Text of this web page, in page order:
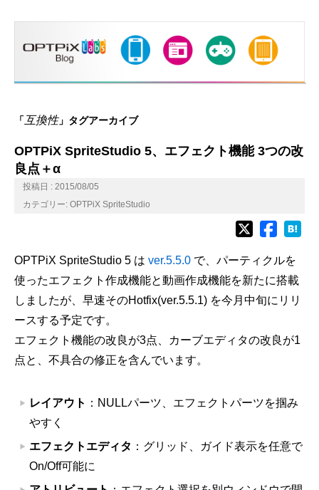
「 互換性」タグアーカイブ
OPTPiX SpriteStudio 5、エフェクト機能 3つの改
良点＋α
投稿日 : 2015/08/05
カテゴリー: OPTPiX SpriteStudio
OPTPiX SpriteStudio 5 は ver.5.5.0 で、パーティクルを
使ったエフェクト作成機能と動画作成機能を新たに搭載
しましたが、早速そのHotfix(ver.5.5.1) を今月中旬にリリ
ースする予定です。
エフェクト機能の改良が3点、カーブエディタの改良が1
点と、不具合の修正を含んでいます。
レイアウト ：NULLパーツ、エフェクトパーツを掴み
やすく
エフェクトエディタ ：グリッド、ガイド表示を任意で
On/Off可能に